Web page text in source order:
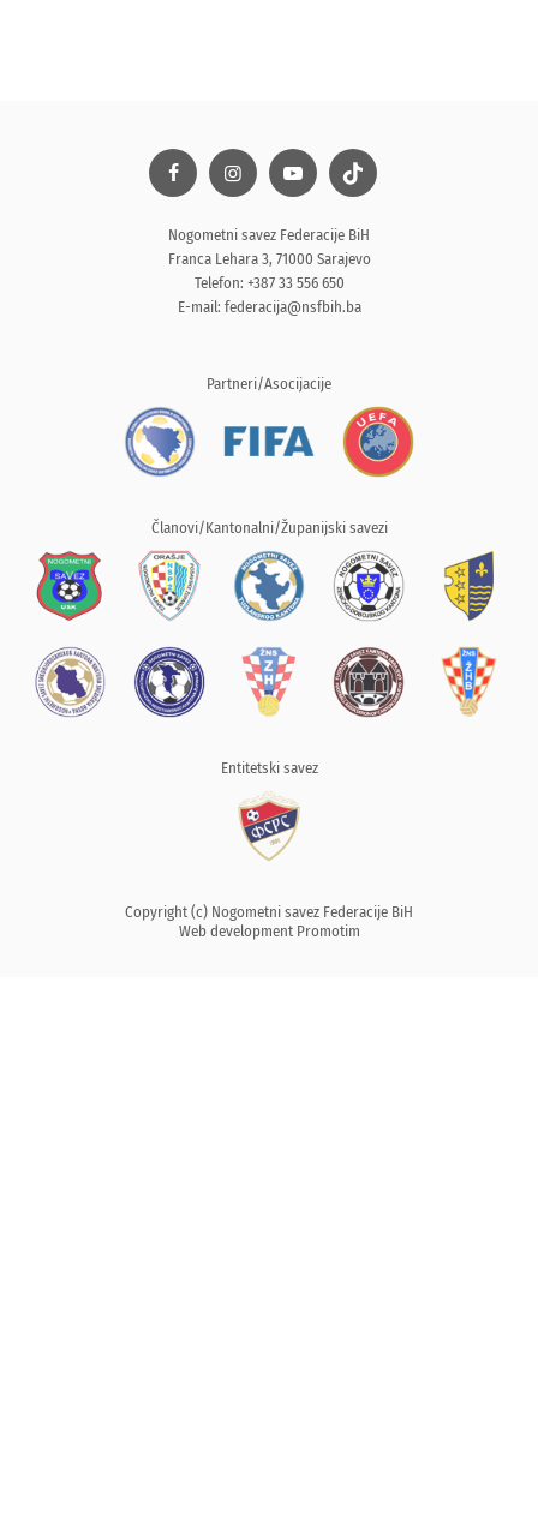
Nogometni savez Federacije BiH
Franca Lehara 3, 71000 Sarajevo
Telefon: +387 33 556 650
E-mail: federacija@nsfbih.ba
Partneri/Asocijacije
Članovi/Kantonalni/Županijski savezi
Entitetski savez
Copyright (c) Nogometni savez Federacije BiH
Web development Promotim